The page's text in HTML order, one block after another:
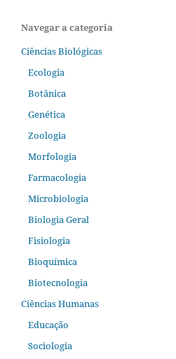
Navegar a categoria
Ciências Biológicas
Ecologia
Botânica
Genética
Zoologia
Morfologia
Farmacologia
Microbiologia
Biologia Geral
Fisiologia
Bioquímica
Biotecnologia
Ciências Humanas
Educação
Sociologia